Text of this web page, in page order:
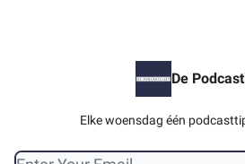
De
Elke woensdag één